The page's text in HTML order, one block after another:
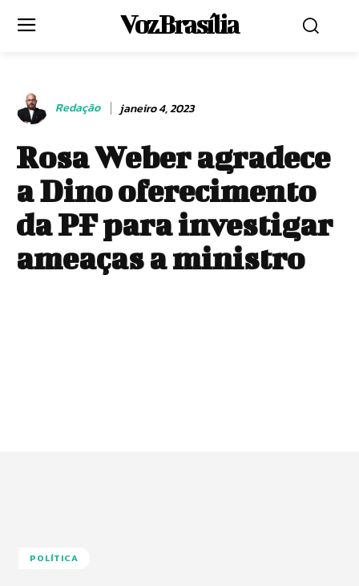
Voz Brasília
Redação janeiro 4, 2023
Rosa Weber agradece
a Dino oferecimento
da PF para investigar
ameaças a ministro
POLÍTICA